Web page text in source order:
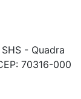
- Quadra
70316-000